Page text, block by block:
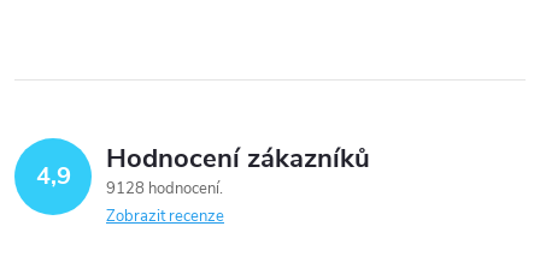
4,9 Hodnocení zákazníků
9128 hodnocení
Zobrazit recenze